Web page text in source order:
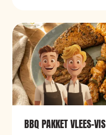
BBQ PAKKET VLEES-VIS